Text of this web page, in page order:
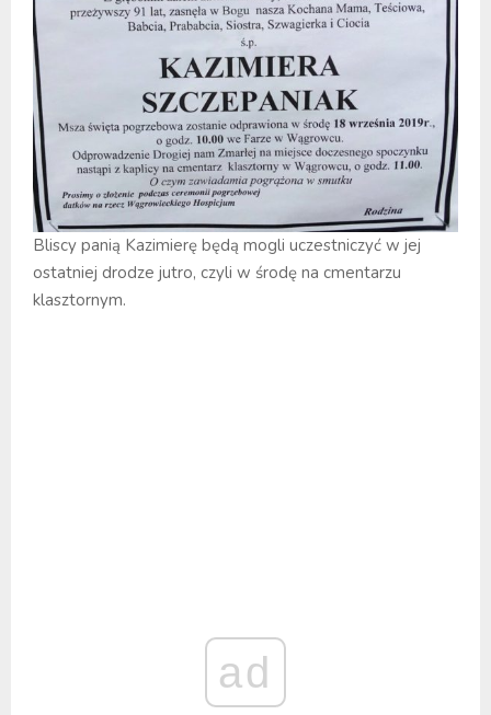
Bliscy panią Kazimierę będą mogli uczestniczyć w jej
ostatniej drodze jutro, czyli w środę na cmentarzu
klasztornym.
ad